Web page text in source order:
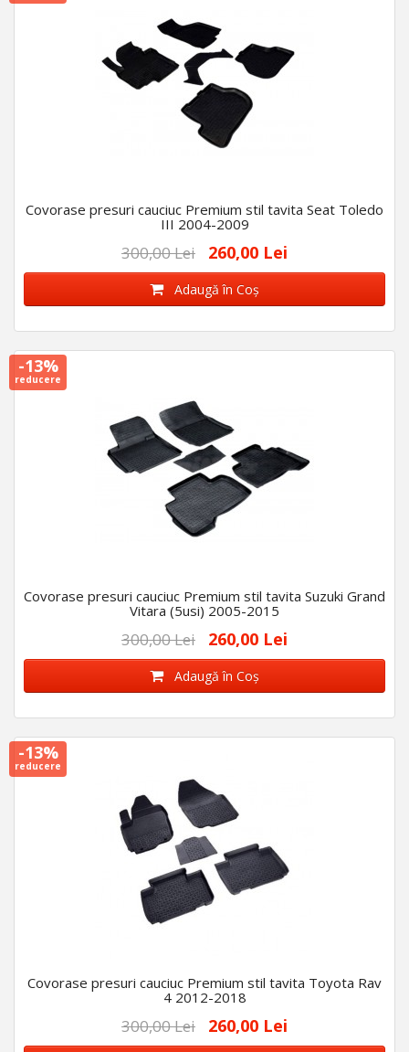
Covorase presuri cauciuc Premium stil tavita Seat Toledo
III 2004-2009
300,00 Lei 260,00 Lei
Adaugă în Coş
-13%
reducere
Covorase presuri cauciuc Premium stil tavita Suzuki Grand
Vitara (5usi) 2005-2015
300,00 Lei 260,00 Lei
Adaugă în Coş
-13%
reducere
Covorase presuri cauciuc Premium stil tavita Toyota Rav
4 2012-2018
300,00 Lei 260,00 Lei